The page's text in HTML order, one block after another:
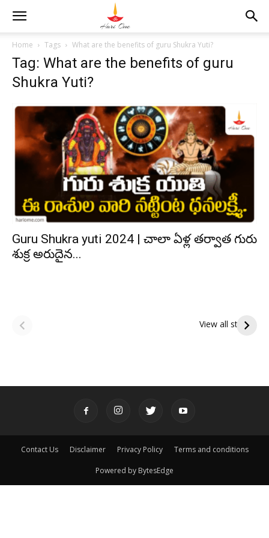
Home Tags What are the benefits of guru Shukra Yuti?
Tag: What are the benefits of guru
Shukra Yuti?
Guru Shukra yuti 2024 | చాలా ఏళ్ల తర్వాత గురు
శుక్ర అరుదైన...
View all stories
పితృదేవతల ఆశీర్వాదం
ఇంద్రకీలాద్రి గిరి ప్రదక్షిణ
Contact Us Disclaimer Privacy Policy Terms and conditions
Powered by BytesEdge